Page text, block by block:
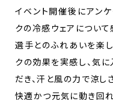
イベント開催後にアンケ
クの冷感ウェアについて
選手とのふれあいを楽し
クの効果を実感し、気
だき、汗と風の力で涼し
快適かつ元気に動き回れ